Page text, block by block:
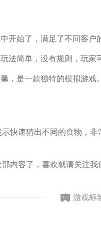
开始了，满足了不同客户
法简单，没有规则，玩家
，是一款独特的模拟游戏
快速猜出不同的食物，
内容了，喜欢就请关注
游戏标